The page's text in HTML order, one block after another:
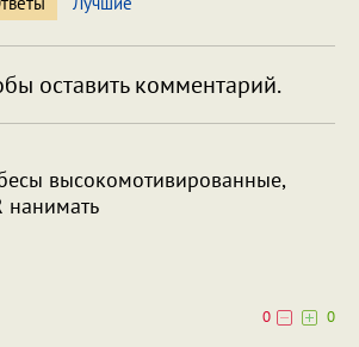
оставить комментарий.
высокомотивированные,
нанимать
0
0